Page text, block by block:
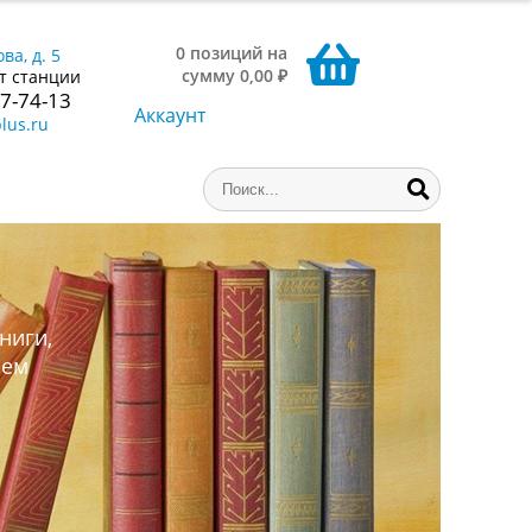
д. 5
станции
74-13
0 позиций на
сумму 0,00 ₽
Аккаунт